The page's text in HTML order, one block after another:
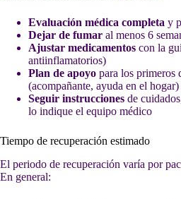
Evaluación médica completa y
Dejar de fumar al menos 6
Ajustar medicamentos con la
antiinflamatorios)
Plan de apoyo para los primeros
(acompañante, ayuda en el hogar)
Seguir instrucciones de
lo indique el equipo médico
Tiempo de recuperación estimado
El periodo de recuperación varía por
En general: